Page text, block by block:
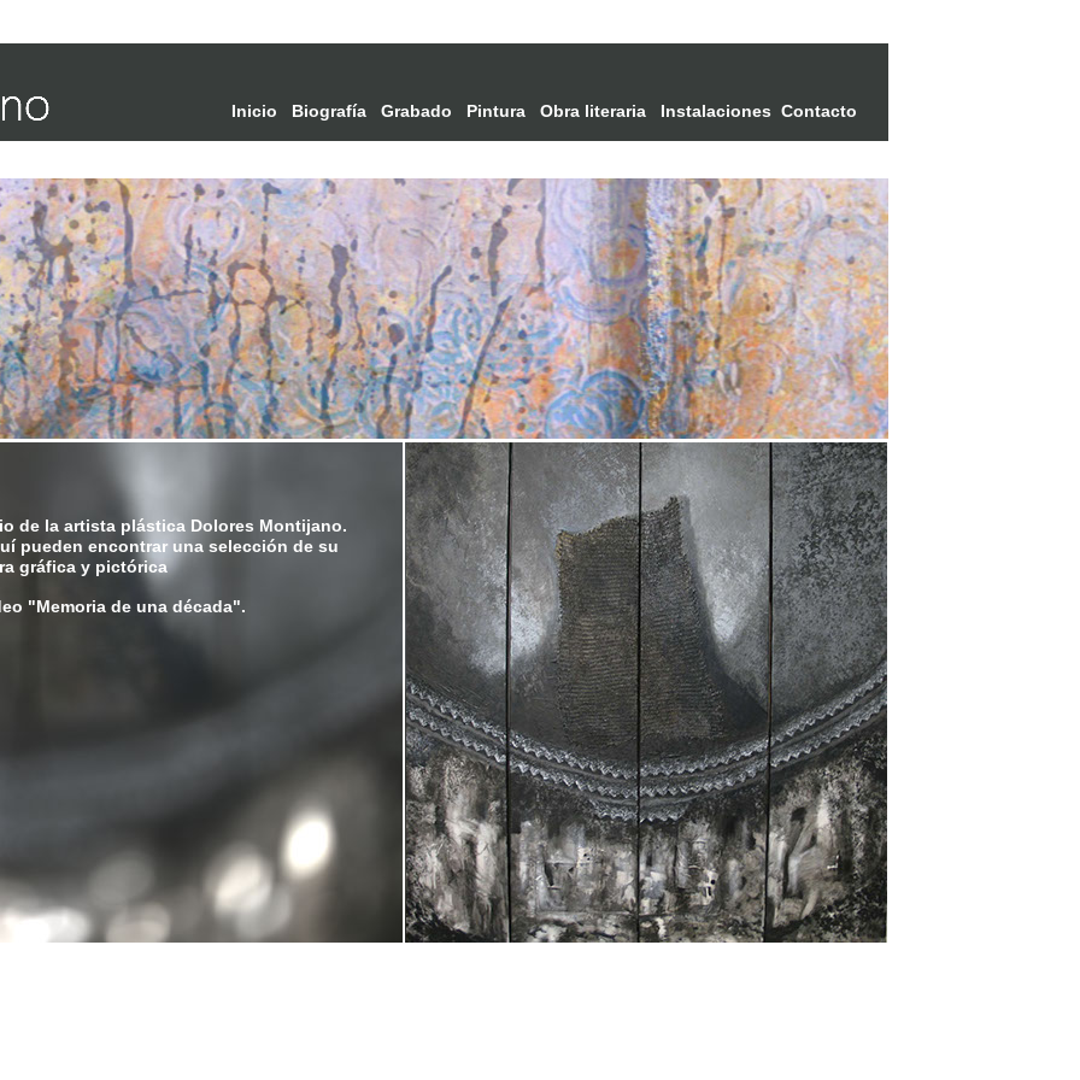
Inicio Biografía Grabado Pintura Obra literaria Instalaciones Contacto
"Memoria de una década".
de la artista plástica Dolores Montijano.
pueden encontrar una selección de su
gráfica y pictórica